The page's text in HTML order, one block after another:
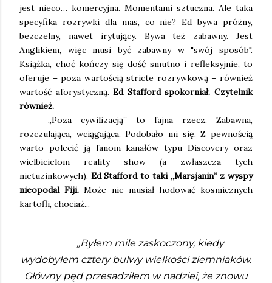
jest nieco… komercyjna. Momentami sztuczna. Ale taka
specyfika rozrywki dla mas, co nie? Ed bywa próżny,
bezczelny, nawet irytujący. Bywa też zabawny. Jest
Anglikiem, więc musi być zabawny w "swój sposób".
Książka, choć kończy się dość smutno i refleksyjnie, to
oferuje – poza wartością stricte rozrywkową – również
wartość aforystyczną.Ed Stafford spokorniał. Czytelnik
również.
„Poza cywilizacją” to fajna rzecz. Zabawna,
rozczulająca, wciągająca. Podobało mi się. Z pewnością
warto polecić ją fanom kanałów typu Discovery oraz
wielbicielom reality show (a zwłaszcza tych
nietuzinkowych). Ed Stafford to taki „Marsjanin” z wyspy
nieopodal Fiji.Może nie musiał hodować kosmicznych
kartofli, chociaż...
„Byłem mile zaskoczony, kiedy
wydobyłem cztery bulwy wielkości ziemniaków.
Główny pęd przesadziłem w nadziei, że znowu